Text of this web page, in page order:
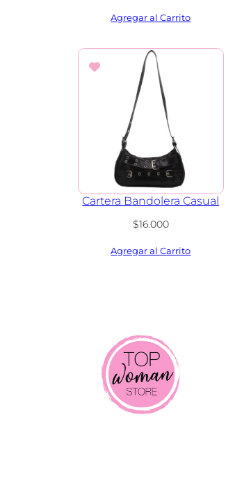
Cartera Bandolera Casual
$16.000